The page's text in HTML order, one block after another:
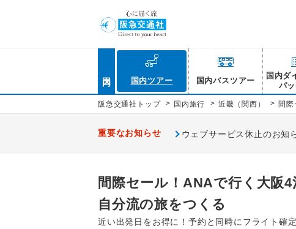
国内ツアー 国内バスツアー
国内ダ
パ
阪急交通社トップ > 国内旅行 > 近畿（関西） > 間際
重要なお知らせ ウェブサービス休止のお知
間際セール！ANAで行く大阪
自分流の旅をつくる
近い出発日をお得に！予約と同時にフライト確